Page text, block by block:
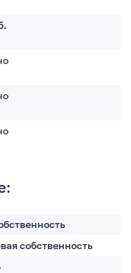
собственность